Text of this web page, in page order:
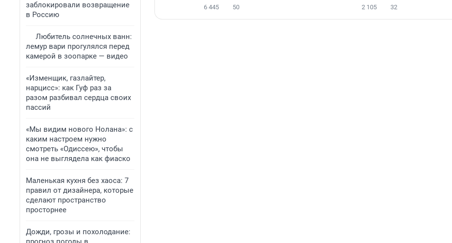
заблокировали возвращение
в Россию
Любитель солнечных ванн:
лемур вари прогулялся перед
камерой в зоопарке — видео
«Изменщик, газлайтер,
нарцисс»: как Гуф раз за
разом разбивал сердца своих
пассий
«Мы видим нового Нолана»: с
каким настроем нужно
смотреть «Одиссею», чтобы
она не выглядела как фиаско
Маленькая кухня без хаоса: 7
правил от дизайнера, которые
сделают пространство
просторнее
Дожди, грозы и похолодание:
6 445 50 2 105 32